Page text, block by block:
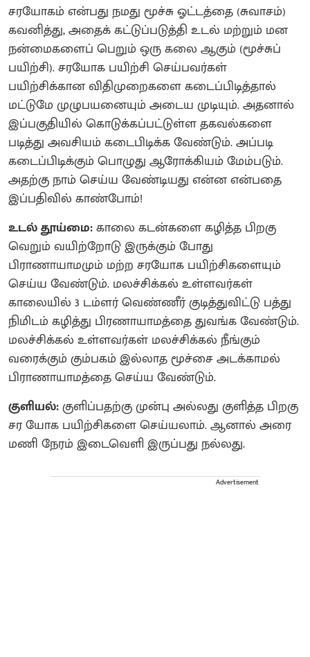
சரயோகம் என்பது நமது மூச்சு ஓட்டத்தை (சுவாசம்)
கவனித்து, அதைக் கட்டுப்படுத்தி உடல் மற்றும் மன
நன்மைகளைப் பெறும் ஒரு கலை ஆகும் (மூச்சுப்
பயிற்சி). சரயோக பயிற்சி செய்பவர்கள்
பயிற்சிக்கான விதிமுறைகளை கடைப்பிடித்தால்
மட்டுமே முழுபயனையும் அடைய முடியும். அதனால்
இப்பகுதியில் கொடுக்கப்பட்டுள்ள தகவல்களை
படித்து அவசியம் கடைபிடிக்க வேண்டும். அப்படி
கடைப்பிடிக்கும் பொழுது ஆரோக்கியம் மேம்படும்.
அதற்கு நாம் செய்ய வேண்டியது என்ன என்பதை
இப்பதிவில் காண்போம்!
உடல் தூய்மை:காலை கடன்களை கழித்த பிறகு
வெறும் வயிற்றோடு இருக்கும் போது
பிராணாயாமமும் மற்ற சரயோக பயிற்சிகளையும்
செய்ய வேண்டும். மலச்சிக்கல் உள்ளவர்கள்
காலையில் 3 டம்ளர் வெண்ணீர் குடித்துவிட்டு பத்து
நிமிடம் கழித்து பிரணாயாமத்தை துவங்க வேண்டும்.
மலச்சிக்கல் உள்ளவர்கள் மலச்சிக்கல் நீங்கும்
வரைக்கும் கும்பகம் இல்லாத மூச்சை அடக்காமல்
பிராணாயாமத்தை செய்ய வேண்டும்.
குளியல்:குளிப்பதற்கு முன்பு அல்லது குளித்த பிறகு
சர யோக பயிற்சிகளை செய்யலாம். ஆனால் அரை
மணி நேரம் இடைவெளி இருப்பது நல்லது.
Advertisement